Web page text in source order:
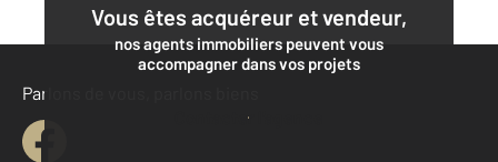
Vous êtes acquéreur et vendeur,
nos agents immobiliers peuvent vous
accompagner dans vos projets
Contacter l'agence
Parlons de vous, parlons biens